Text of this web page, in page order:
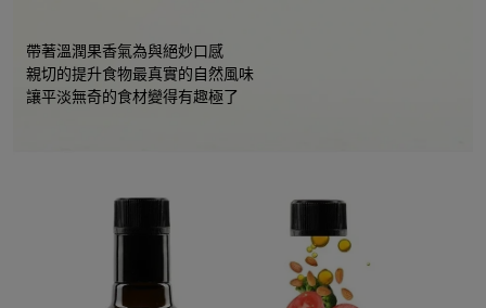
帶著溫潤果香氣為與絕妙口感
親切的提升食物最真實的自然風味
讓平淡無奇的食材變得有趣極了